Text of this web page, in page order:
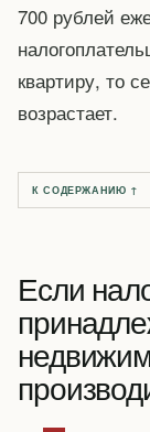
700 рублей
квартиру, то
возрастает.
К СОДЕРЖАНИЮ ↑
Если